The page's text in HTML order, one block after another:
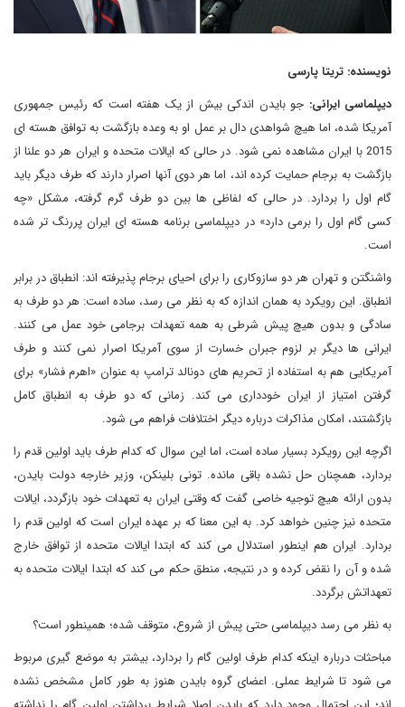
نویسنده: تریتا پارسی
دیپلماسی ایرانی: جو بایدن اندکی بیش از یک هفته است که رئیس جمهوری
آمریکا شده، اما هیچ شواهدی دال بر عمل او به وعده بازگشت به توافق هسته ای
2015 با ایران مشاهده نمی شود. در حالی که ایالات متحده و ایران هر دو علنا از
بازگشت به برجام حمایت کرده اند، اما هر دوی آنها اصرار دارند که طرف دیگر باید
گام اول را بردارد. در حالی که لفاظی ها بین دو طرف گرم گرفته، مشکل «چه
کسی گام اول را برمی دارد» در دیپلماسی برنامه هسته ای ایران پررنگ تر شده
است.
واشنگتن و تهران هر دو سازوکاری را برای احیای برجام پذیرفته اند: انطباق در برابر
انطباق. این رویکرد به همان اندازه که به نظر می رسد، ساده است: هر دو طرف به
سادگی و بدون هیچ پیش شرطی به همه تعهدات برجامی خود عمل می کنند.
ایرانی ها دیگر بر لزوم جبران خسارت از سوی آمریکا اصرار نمی کنند و طرف
آمریکایی هم به استفاده از تحریم های دونالد ترامپ به عنوان «اهرم فشار» برای
گرفتن امتیاز از ایران خودداری می کند. زمانی که دو طرف به انطباق کامل
بازگشتند، امکان مذاکرات درباره دیگر اختلافات فراهم می شود.
اگرچه این رویکرد بسیار ساده است، اما این سوال که کدام طرف باید اولین قدم را
بردارد، همچنان حل نشده باقی مانده. تونی بلینکن، وزیر خارجه دولت بایدن،
بدون ارائه هیچ توجیه خاصی گفت که وقتی ایران به تعهدات خود بازگردد، ایالات
متحده نیز چنین خواهد کرد. به این معنا که بر عهده ایران است که اولین قدم را
بردارد. ایران هم اینطور استدلال می کند که ابتدا ایالات متحده از توافق خارج
شده و آن را نقض کرده و در نتیجه، منطق حکم می کند که ابتدا ایالات متحده به
تعهداتش برگردد.
به نظر می رسد دیپلماسی حتی پیش از شروع، متوقف شده؛ همینطور است؟
مباحثات درباره اینکه کدام طرف اولین گام را بردارد، بیشتر به موضع گیری مربوط
می شود تا شرایط عملی. اعضای گروه بایدن هنوز به طور کامل مشخص نشده